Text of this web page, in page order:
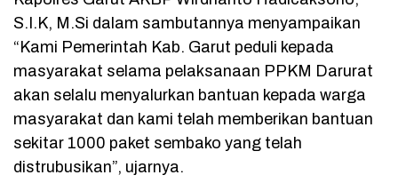
S.I.K, M.Si dalam sambutannya menyampaikan
“Kami Pemerintah Kab. Garut peduli kepada
masyarakat selama pelaksanaan PPKM Darurat
akan selalu menyalurkan bantuan kepada warga
masyarakat dan kami telah memberikan bantuan
sekitar 1000 paket sembako yang telah
distrubusikan”, ujarnya.